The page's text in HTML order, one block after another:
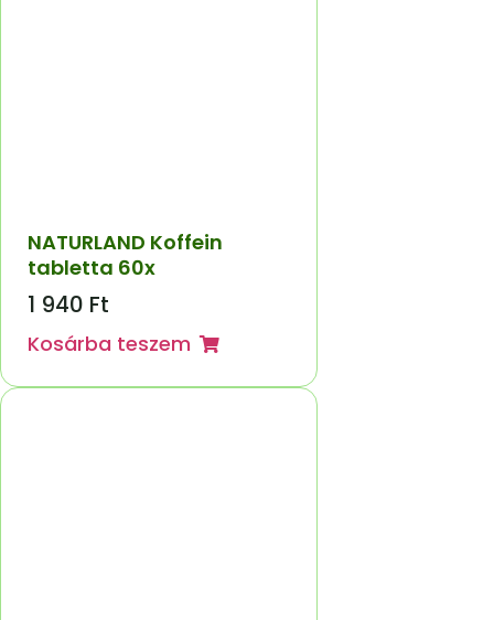
NATURLAND Koffein
tabletta 60x
1 940 Ft
Kosárba teszem